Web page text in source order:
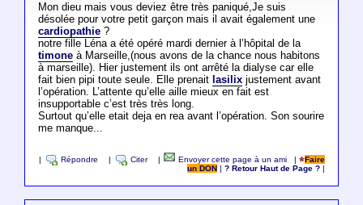
Mon dieu mais vous deviez être très paniqué,Je suis
désolée pour votre petit garçon mais il avait également une
cardiopathie?
notre fille Léna a été opéré mardi dernier à l’hôpital de la
timoneà Marseille,(nous avons de la chance nous habitons
à marseille). Hier justement ils ont arrêté la dialyse car elle
fait bien pipi toute seule. Elle prenait lasilixjustement avant
l’opération. L’attente qu’elle aille mieux en fait est
insupportable c’est très très long.
Surtout qu’elle etait deja en rea avant l’opération. Son sourire
me manque...
Répondre Citer Envoyer cette page à un ami |
Faire
un DON
|? Retour Haut de Page ?